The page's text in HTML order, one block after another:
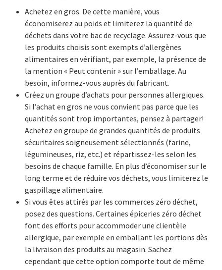
Achetez en gros. De cette manière, vous
économiserez au poids et limiterez la quantité de
déchets dans votre bac de recyclage. Assurez-vous que
les produits choisis sont exempts d’allergènes
alimentaires en vérifiant, par exemple, la présence de
la mention « Peut contenir » sur l’emballage. Au
besoin, informez-vous auprès du fabricant.
Créez un groupe d’achats pour personnes allergiques.
Si l’achat en gros ne vous convient pas parce que les
quantités sont trop importantes, pensez à partager!
Achetez en groupe de grandes quantités de produits
sécuritaires soigneusement sélectionnés (farine,
légumineuses, riz, etc.) et répartissez-les selon les
besoins de chaque famille. En plus d’économiser sur le
long terme et de réduire vos déchets, vous limiterez le
gaspillage alimentaire.
Si vous êtes attirés par les commerces zéro déchet,
posez des questions. Certaines épiceries zéro déchet
font des efforts pour accommoder une clientèle
allergique, par exemple en emballant les portions dès
la livraison des produits au magasin. Sachez
cependant que cette option comporte tout de même